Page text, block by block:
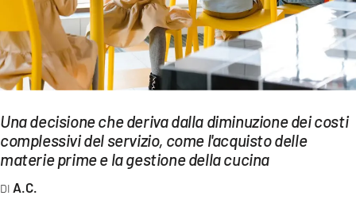
Streaming
LAC TV
LAC ONAIR
LaC
Network
Una decisione che deriva dalla diminuzione dei costi
complessivi del servizio, come l'acquisto delle
materie prime e la gestione della cucina
A.C.